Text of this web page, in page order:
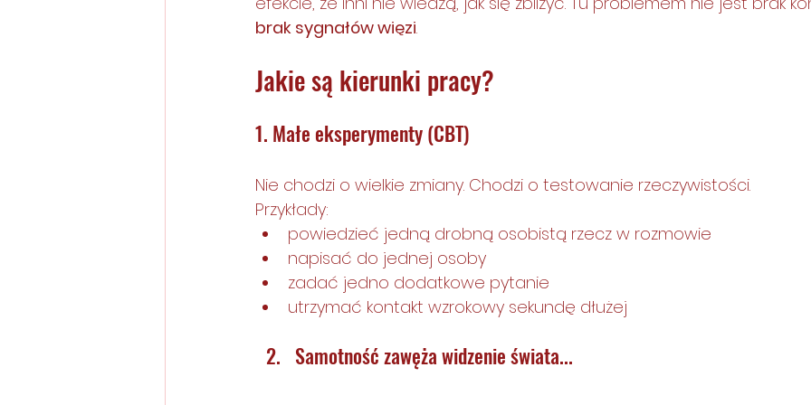
brak sygnałów więzi.
Jakie są kierunki pracy?
1. Małe eksperymenty (CBT)
Nie chodzi o wielkie zmiany. Chodzi o testowanie rzeczywistości.
Przykłady:
powiedzieć jedną drobną osobistą rzecz w rozmowie
napisać do jednej osoby
zadać jedno dodatkowe pytanie
utrzymać kontakt wzrokowy sekundę dłużej
Samotność zawęża widzenie świata...